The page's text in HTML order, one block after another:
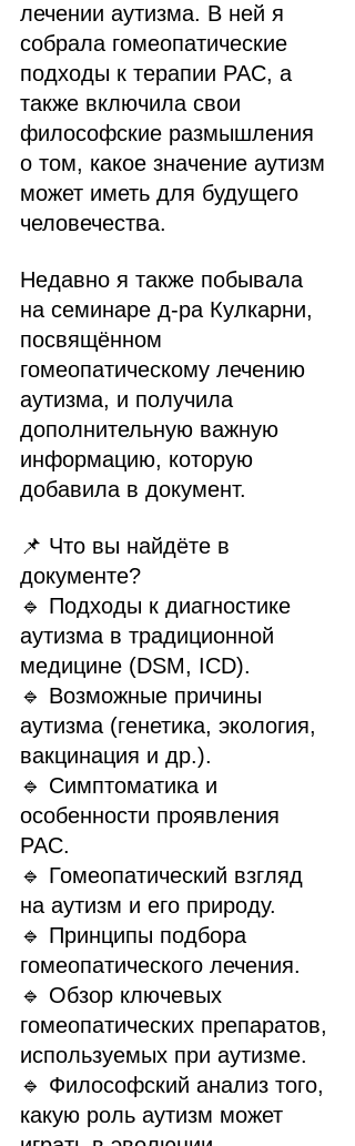
лечении аутизма. В ней я
собрала гомеопатические
подходы к терапии РАС, а
также включила свои
философские размышления
о том, какое значение аутизм
может иметь для будущего
человечества.
Недавно я также побывала
на семинаре д-ра Кулкарни,
посвящённом
гомеопатическому лечению
аутизма, и получила
дополнительную важную
информацию, которую
добавила в документ.
📌 Что вы найдёте в
документе?
🔹 Подходы к диагностике
аутизма в традиционной
медицине (DSM, ICD).
🔹 Возможные причины
аутизма (генетика, экология,
вакцинация и др.).
🔹 Симптоматика и
особенности проявления
РАС.
🔹 Гомеопатический взгляд
на аутизм и его природу.
🔹 Принципы подбора
гомеопатического лечения.
🔹 Обзор ключевых
гомеопатических препаратов,
используемых при аутизме.
🔹 Философский анализ того,
какую роль аутизм может